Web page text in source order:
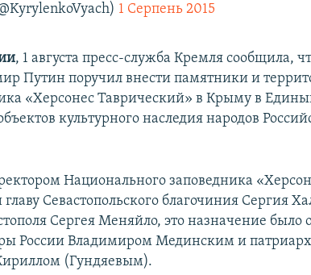
1 Серпень 2015
, 1 августа пресс-служба Кремля сообщила,
Путин поручил внести памятники и
«Херсонес Таврический» в Крыму в
культурного наследия народов
Национального заповедника
Севастопольского благочиния Сергия
Сергея Меняйло, это назначение было
России Владимиром Мединским и
(Гундяевым).